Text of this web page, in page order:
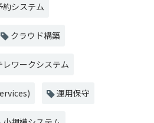
約システム
クラウド構築
レワークシステム
運用保守